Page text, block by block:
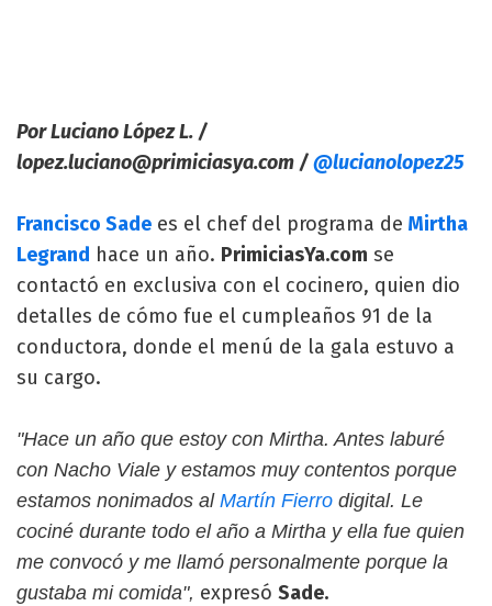
Por Luciano López L. /
lopez.luciano@primiciasya.com /@lucianolopez25
Francisco Sade es el chef del programa de Mirtha
Legrand hace un año. PrimiciasYa.com se
contactó en exclusiva con el cocinero, quien dio
detalles de cómo fue el cumpleaños 91 de la
conductora, donde el menú de la gala estuvo a
su cargo.
"Hace un año que estoy con Mirtha. Antes laburé
con Nacho Viale y estamos muy contentos porque
estamos nonimados al Martín Fierro digital. Le
cociné durante todo el año a Mirtha y ella fue quien
me convocó y me llamó personalmente porque la
gustaba mi comida", expresó Sade.